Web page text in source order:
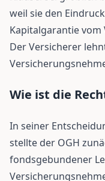
weil sie den
Kapitalgarantie
Der Versicherer
Wie ist die
In seiner
stellte der OGH
fondsgebundener